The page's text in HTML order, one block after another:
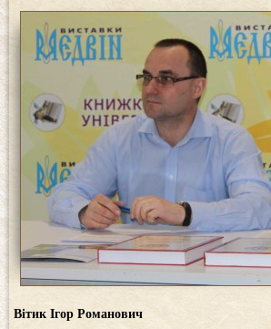
Вітик Ігор Романович